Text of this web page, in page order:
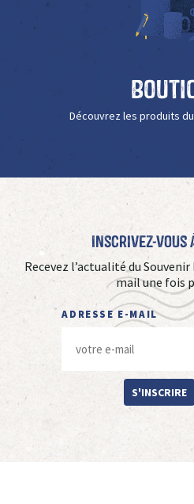
Découvrez les produits
Inscrivez-vous
Recevez l’actualité du
mail une fois
ADRESSE E-MAIL
S'INSCRIRE